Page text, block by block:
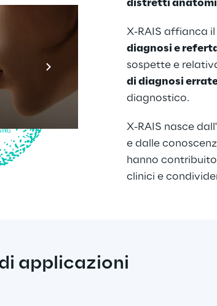
distretti
X-RAIS affianca
diagnosi e
sospette e
di diagnosi
diagnostico.
X-RAIS nasce
e dalle
hanno
clinici e
applicazioni